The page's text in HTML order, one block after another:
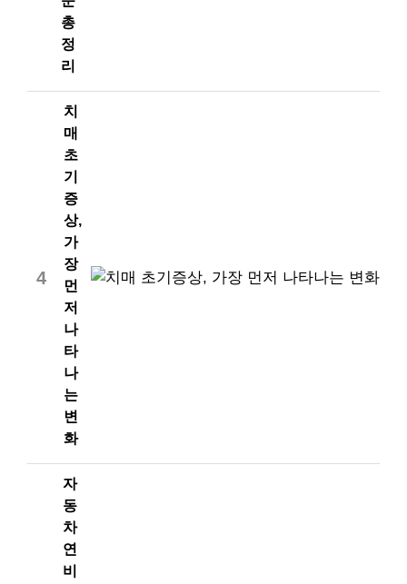
총
정
리
4
치
매
초
기
증
상,
가
장
먼
저
나
타
나
는
변
화
자
동
차
연
비